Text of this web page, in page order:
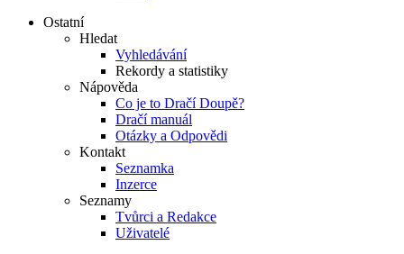
Ostatní
Hledat
Vyhledávání
Rekordy a statistiky
Nápověda
Co je to Dračí Doupě?
Dračí manuál
Otázky a Odpovědi
Kontakt
Seznamka
Inzerce
Seznamy
Tvůrci a Redakce
Uživatelé